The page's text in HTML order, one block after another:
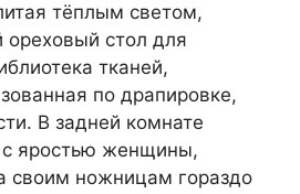
тёплым светом,
ореховый стол для
тканей,
по драпировке,
В задней комнате
с яростью женщины,
своим ножницам гораздо